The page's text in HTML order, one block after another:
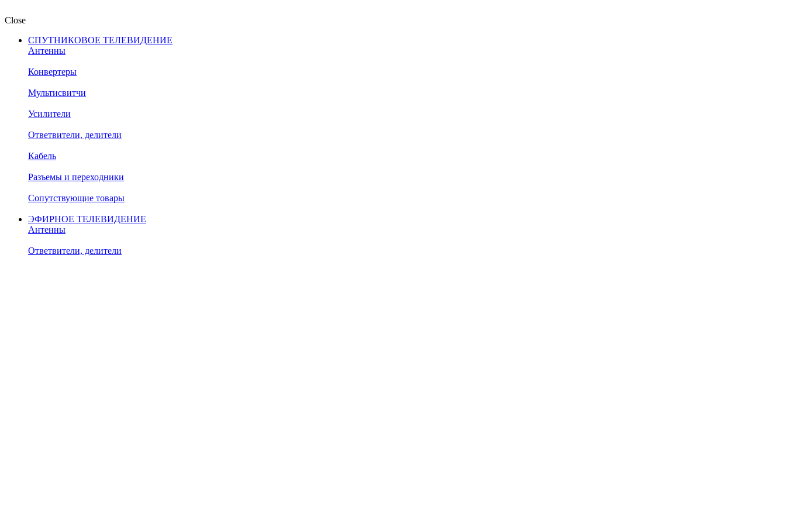
Close
СПУТНИКОВОЕ ТЕЛЕВИДЕНИЕ
Антенны
Конвертеры
Мультисвитчи
Усилители
Ответвители, делители
Кабель
Разъемы и переходники
Сопутствующие товары
ЭФИРНОЕ ТЕЛЕВИДЕНИЕ
Антенны
Ответвители, делители